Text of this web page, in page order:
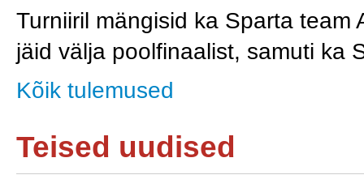
Turniiril mängisid ka Sparta
jäid välja poolfinaalist, samuti ka
Kõik tulemused
Teised uudised